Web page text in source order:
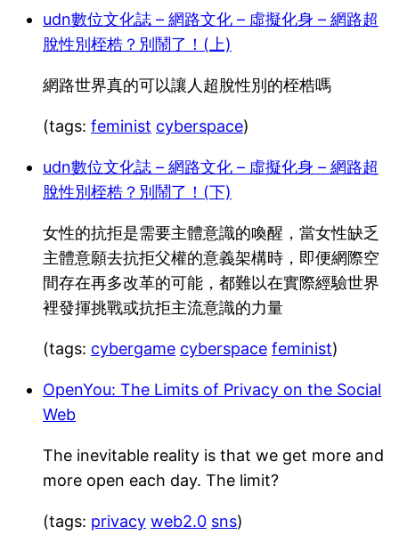
udn數位文化誌 – 網路文化 – 虛擬化身 – 網路超
脫性別桎梏？別鬧了！(上)
網路世界真的可以讓人超脫性別的桎梏嗎
(tags: feminist cyberspace)
udn數位文化誌 – 網路文化 – 虛擬化身 – 網路超
脫性別桎梏？別鬧了！(下)
女性的抗拒是需要主體意識的喚醒，當女性缺乏
主體意願去抗拒父權的意義架構時，即便網際空
間存在再多改革的可能，都難以在實際經驗世界
裡發揮挑戰或抗拒主流意識的力量
(tags: cybergame cyberspace feminist)
OpenYou: The Limits of Privacy on the Social
Web
The inevitable reality is that we get more and
more open each day. The limit?
(tags: privacy web2.0 sns)